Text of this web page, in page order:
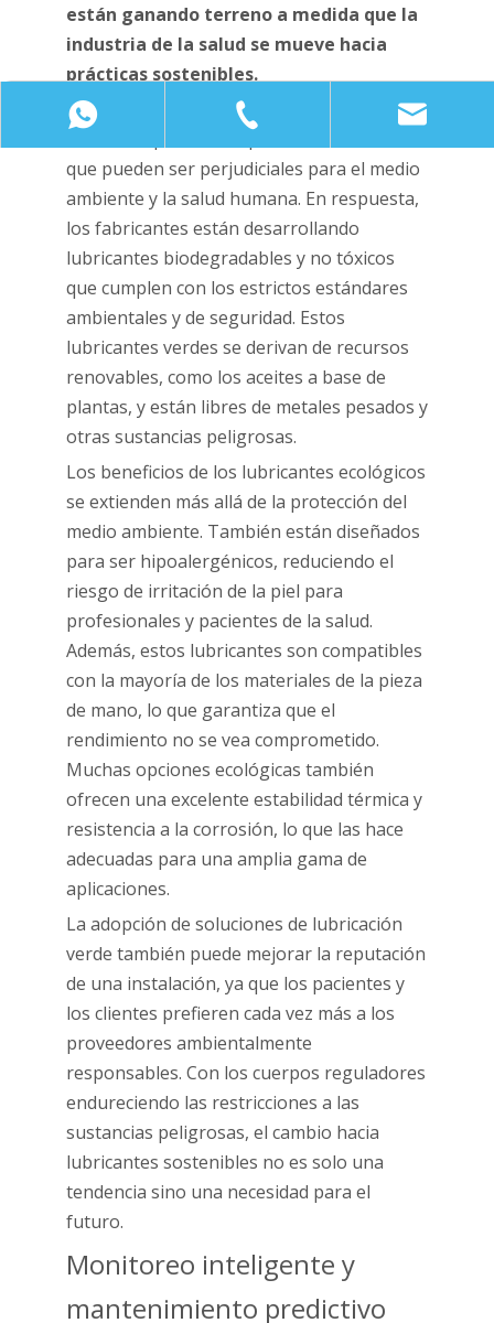
están ganando terreno a medida que la
industria de la salud se mueve hacia
prácticas sostenibles.
Los lubricantes tradicionales a menudo
que pueden ser perjudiciales para el medio
ambiente y la salud humana. En respuesta,
los fabricantes están desarrollando
lubricantes biodegradables y no tóxicos
que cumplen con los estrictos estándares
ambientales y de seguridad. Estos
lubricantes verdes se derivan de recursos
renovables, como los aceites a base de
plantas, y están libres de metales pesados ​​y
otras sustancias peligrosas.
Los beneficios de los lubricantes ecológicos
se extienden más allá de la protección del
medio ambiente. También están diseñados
para ser hipoalergénicos, reduciendo el
riesgo de irritación de la piel para
profesionales y pacientes de la salud.
Además, estos lubricantes son compatibles
con la mayoría de los materiales de la pieza
de mano, lo que garantiza que el
rendimiento no se vea comprometido.
Muchas opciones ecológicas también
ofrecen una excelente estabilidad térmica y
resistencia a la corrosión, lo que las hace
adecuadas para una amplia gama de
aplicaciones.
La adopción de soluciones de lubricación
verde también puede mejorar la reputación
de una instalación, ya que los pacientes y
los clientes prefieren cada vez más a los
proveedores ambientalmente
responsables. Con los cuerpos reguladores
endureciendo las restricciones a las
sustancias peligrosas, el cambio hacia
lubricantes sostenibles no es solo una
tendencia sino una necesidad para el
futuro.
Monitoreo inteligente y
mantenimiento predictivo
+8615858406926 +86 -574-